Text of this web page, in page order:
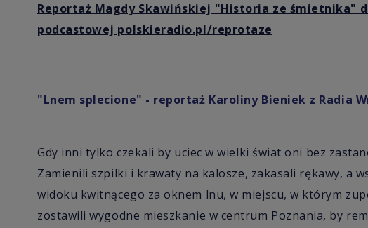
Reportaż Magdy Skawińskiej "Historia ze śmietnika"
podcastowej polskieradio.pl/reprotaze
"Lnem splecione" - reportaż Karoliny Bieniek z Radia
Gdy inni tylko czekali by uciec w wielki świat oni bez
Zamienili szpilki i krawaty na kalosze, zakasali rękawy, a
widoku kwitnącego za oknem lnu, w miejscu, w którym
zostawili wygodne mieszkanie w centrum Poznania, by